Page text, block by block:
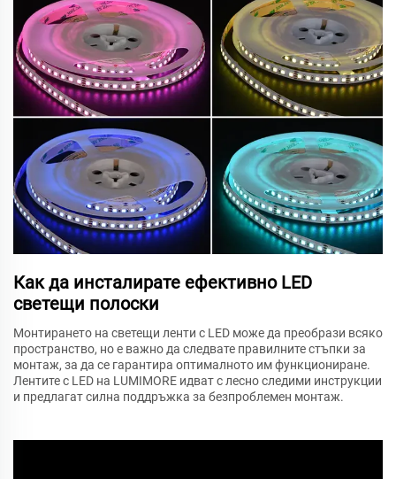
Как да инсталирате ефективно LED
светещи полоски
Монтирането на светещи ленти с LED може да преобрази всяко
пространство, но е важно да следвате правилните стъпки за
монтаж, за да се гарантира оптималното им функциониране.
Лентите с LED на LUMIMORE идват с лесно следими инструкции
и предлагат силна поддръжка за безпроблемен монтаж.